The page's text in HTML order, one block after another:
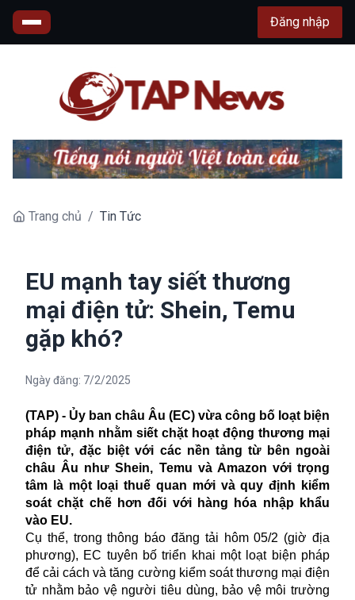
Đăng nhập
Trang chủ / Tin Tức
EU mạnh tay siết thương
mại điện tử: Shein, Temu
gặp khó?
Ngày đăng: 7/2/2025
(TAP) - Ủy ban châu Âu (EC) vừa công bố loạt biện
pháp mạnh nhằm siết chặt hoạt động thương mại
điện tử, đặc biệt với các nền tảng từ bên ngoài
châu Âu như Shein, Temu và Amazon với trọng
tâm là một loại thuế quan mới và quy định kiểm
soát chặt chẽ hơn đối với hàng hóa nhập khẩu
vào EU.
Cụ thể, trong thông báo đăng tải hôm 05/2 (giờ địa
phương), EC tuyên bố triển khai một loạt biện pháp
để cải cách và tăng cường kiểm soát thương mại điện
tử nhằm bảo vệ người tiêu dùng, bảo vệ môi trường